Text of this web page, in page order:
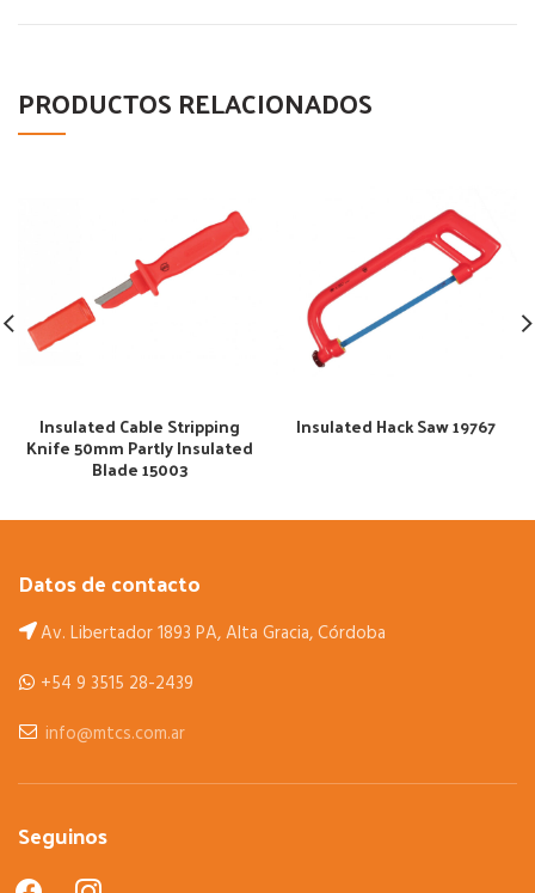
PRODUCTOS RELACIONADOS
Insulated Cable Stripping
Knife 50mm Partly Insulated
Blade 15003
Insulated Hack Saw 19767
Datos de contacto
Av. Libertador 1893 PA, Alta Gracia, Córdoba
+54 9 3515 28-2439
info@mtcs.com.ar
Seguinos
facebookinstagram